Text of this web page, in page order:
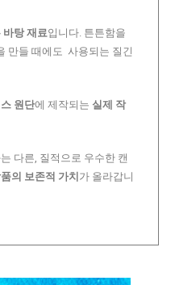
바탕 재료입니다. 튼튼함을
만들 때에도 사용되는 질긴
원단에 제작되는 실제 작
다른, 질적으로 우수한 캔
의 보존적 가치 가 올라갑니